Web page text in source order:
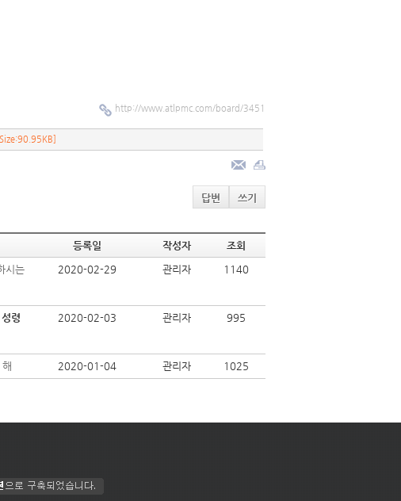
http://www.atlpmc.com/board/3451
답변 쓰기
등록일 작성자
조회
시는
2020-02-29 관리자 1140
령
2020-02-03 관리자 995
2020-01-04 관리자 1025